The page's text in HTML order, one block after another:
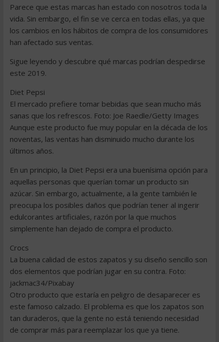
Parece que estas marcas han estado con nosotros toda la
vida. Sin embargo, el fin se ve cerca en todas ellas, ya que
los cambios en los hábitos de compra de los consumidores
han afectado sus ventas.
Sigue leyendo y descubre qué marcas podrían despedirse
este 2019.
Diet Pepsi
El mercado prefiere tomar bebidas que sean mucho más
sanas que los refrescos. Foto: Joe Raedle/Getty Images
Aunque este producto fue muy popular en la década de los
noventas, las ventas han disminuido mucho durante los
últimos años.
En un principio, la Diet Pepsi era una buenísima opción para
aquellas personas que querían tomar un producto sin
azúcar. Sin embargo, actualmente, a la gente también le
preocupa los posibles daños que podrían tener al ingerir
edulcorantes artificiales, razón por la que muchos
simplemente han dejado de compra el producto.
Crocs
La buena calidad de estos zapatos y su diseño sencillo son
dos elementos que podrían jugar en su contra. Foto:
jackmac34/Pixabay
Otro producto que estaría en peligro de desaparecer es
este famoso calzado. El problema es que los zapatos son
tan duraderos, que la gente no está teniendo necesidad
de comprar más para reemplazar los que ya tiene.